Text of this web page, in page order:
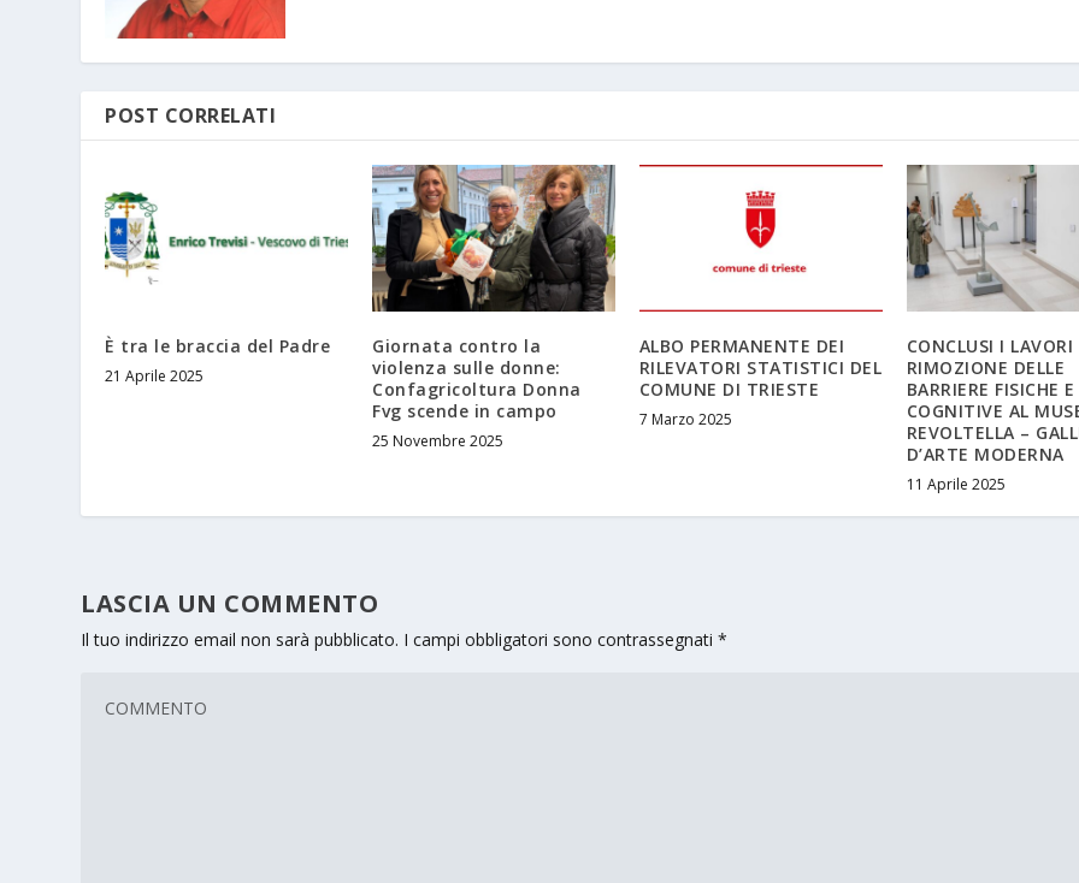
POST CORRELATI
È tra le braccia del Padre
21 Aprile 2025
Giornata contro la
violenza sulle donne:
Confagricoltura Donna
Fvg scende in campo
25 Novembre 2025
ALBO PERMANENTE DEI
RILEVATORI STATISTICI DEL
COMUNE DI TRIESTE
7 Marzo 2025
CONCLUSI I LAVORI
RIMOZIONE DELLE
BARRIERE FISICHE E
COGNITIVE AL
REVOLTELLA –
D’ARTE MODERNA
11 Aprile 2025
LASCIA UN COMMENTO
Il tuo indirizzo email non sarà pubblicato. I campi obbligatori sono contrassegnati*